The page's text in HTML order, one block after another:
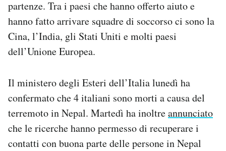
partenze. Tra i paesi che hanno offerto aiuto e
hanno fatto arrivare squadre di soccorso ci sono la
Cina, l’India, gli Stati Uniti e molti paesi
dell’Unione Europea.
Il ministero degli Esteri dell’Italia lunedì ha
confermato che 4 italiani sono morti a causa del
terremoto in Nepal. Martedì ha inoltreannunciato
che le ricerche hanno permesso di recuperare i
contatti con buona parte delle persone in Nepal